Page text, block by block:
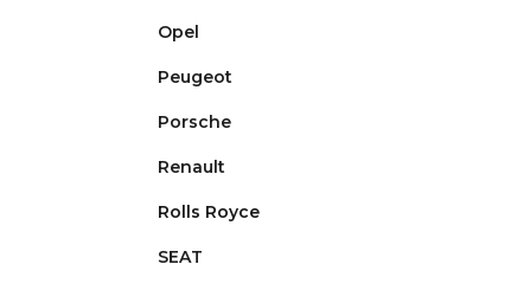
Opel
Peugeot
Porsche
Renault
Rolls Royce
SEAT